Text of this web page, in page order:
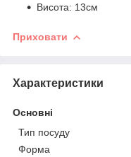
Висота: 13см
Приховати
Характеристики
Основні
Тип посуду
Форма